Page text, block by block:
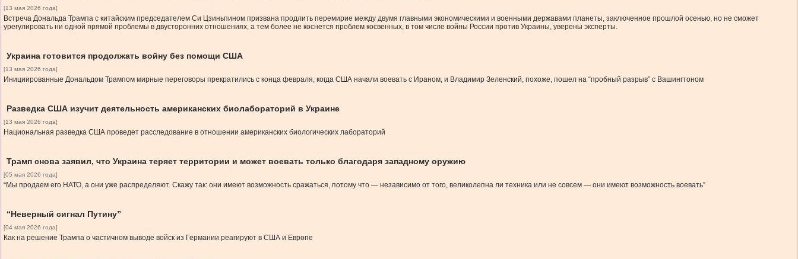
[13 мая 2026 года]
Встреча Дональда Трампа с китайским председателем Си Цзиньпином призвана продлить перемирие между двумя главными экономическими и военными державами планеты, заключенное прошлой осенью, но не сможет
урегулировать ни одной прямой проблемы в двусторонних отношениях, а тем более не коснется проблем косвенных, в том числе войны России против Украины, уверены эксперты.
Украина готовится продолжать войну без помощи США
[13 мая 2026 года]
Инициированные Дональдом Трампом мирные переговоры прекратились с конца февраля, когда США начали воевать с Ираном, и Владимир Зеленский, похоже, пошел на “пробный разрыв” с Вашингтоном
Разведка США изучит деятельность американских биолабораторий в Украине
[13 мая 2026 года]
Национальная разведка США проведет расследование в отношении американских биологических лабораторий
Трамп снова заявил, что Украина теряет территории и может воевать только благодаря западному оружию
[05 мая 2026 года]
“Мы продаем его НАТО, а они уже распределяют. Скажу так: они имеют возможность сражаться, потому что — независимо от того, великолепна ли техника или не совсем — они имеют возможность воевать”
“Неверный сигнал Путину”
[04 мая 2026 года]
Как на решение Трампа о частичном выводе войск из Германии реагируют в США и Европе